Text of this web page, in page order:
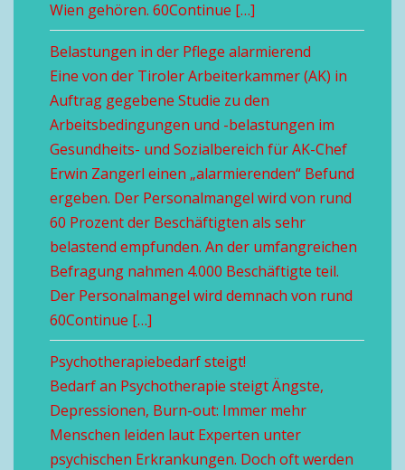
Wien gehören. 60Continue […]
Belastungen in der Pflege alarmierend
Eine von der Tiroler Arbeiterkammer (AK) in
Auftrag gegebene Studie zu den
Arbeitsbedingungen und -belastungen im
Gesundheits- und Sozialbereich für AK-Chef
Erwin Zangerl einen „alarmierenden“ Befund
ergeben. Der Personalmangel wird von rund
60 Prozent der Beschäftigten als sehr
belastend empfunden. An der umfangreichen
Befragung nahmen 4.000 Beschäftigte teil.
Der Personalmangel wird demnach von rund
60Continue […]
Psychotherapiebedarf steigt!
Bedarf an Psychotherapie steigt Ängste,
Depressionen, Burn-out: Immer mehr
Menschen leiden laut Experten unter
psychischen Erkrankungen. Doch oft werden